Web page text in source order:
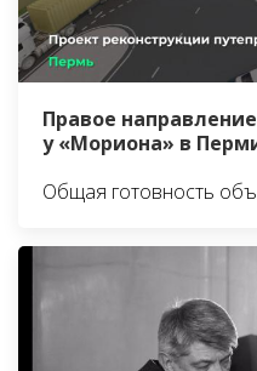
Правое
у «Мориона» в
Общая готовность